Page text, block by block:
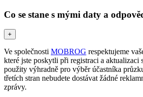
Co se stane s mými daty a
+
Ve společnosti MOBROG respektujeme
které jste poskytli při registraci a aktualizaci
použity výhradně pro výběr účastníka
třetích stran nebudete dostávat žádné
zprávy.